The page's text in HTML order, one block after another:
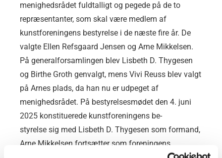
menighedsrådet fuldtalligt og pegede på de to
repræsentanter, som skal være medlem af
kunstforeningens bestyrelse i de næste fire år. De
valgte Ellen Refsgaard Jensen og Arne Mikkelsen.
På generalforsamlingen blev Lisbeth D. Thygesen
og Birthe Groth genvalgt, mens Vivi Reuss blev valgt
på Arnes plads, da han nu er udpeget af
menighedsrådet. På bestyrelsesmødet den 4. juni
2025 konstituerede kunstforeningens be-
styrelse sig med Lisbeth D. Thygesen som formand,
Arne Mikkelsen fortsætter som foreningens